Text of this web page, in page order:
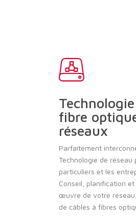
fibre
réseaux
Parfaitement
Technologie de réseau
particuliers et les
Conseil, planification et
œuvre de votre
de câbles à fibres